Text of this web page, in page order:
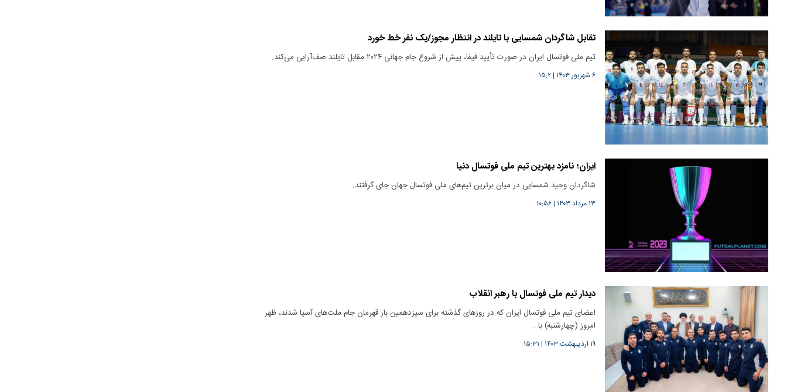
تقابل شاگردان شمسایی با تایلند در انتظار مجوز/یک نفر خط خورد
تیم ملی فوتسال ایران در صورت تأیید فیفا، پیش از شروع جام جهانی ۲۰۲۴ مقابل تایلند صف‌آرایی می‌کند.
۶ شهریور ۱۴۰۳ |۱۵:۲
ایران؛ نامزد بهترین تیم ملی فوتسال دنیا
شاگردان وحید شمسایی در میان برترین تیم‌های ملی فوتسال جهان جای گرفتند.
۱۳ مرداد ۱۴۰۳ |۱۰:۵۶
دیدار تیم ملی فوتسال با رهبر انقلاب
اعضای تیم ملی فوتسال ایران که در روزهای گذشته برای سیزدهمین بار قهرمان جام ملت‌های آسیا شدند، ظهر
امروز (چهارشنبه) با…
۱۹ اردیبهشت ۱۴۰۳ | ۱۵:۳۱